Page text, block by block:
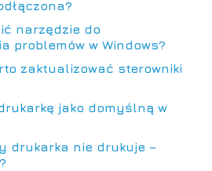
narzędzie do
problemów w Windows?
zaktualizować sterowniki
jako domyślną w
drukarka nie drukuje –